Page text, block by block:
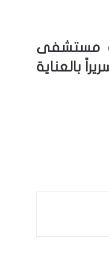
مستشفى
باعتباره القبلة الأولى للمرضى وتشخيص حالتهم ووجود 12 سريراً بالعناية